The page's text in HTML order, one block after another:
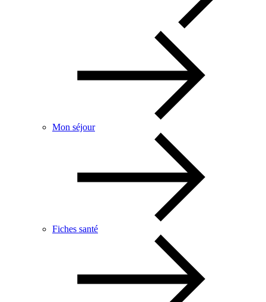
Mon séjour
Fiches santé